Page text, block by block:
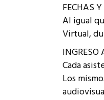
FECHAS
Al igual
Virtual,
INGRESO
Cada
Los